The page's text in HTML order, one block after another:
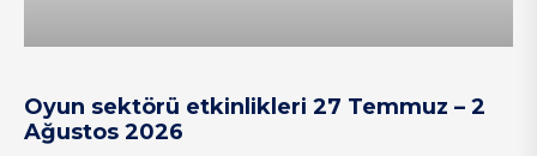
Oyun sektörü etkinlikleri 27 Temmuz – 2
Ağustos 2026